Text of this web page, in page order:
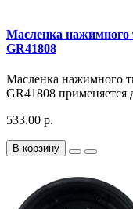
Масленка нажимного
GR41808
Масленка нажимного
GR41808 применяется
533.00 р.
В корзину